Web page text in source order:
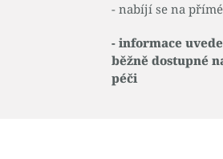
- nabíjí se na
- informace
běžně dostupné
péči